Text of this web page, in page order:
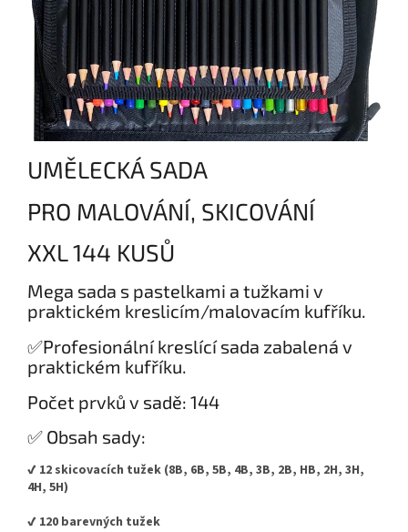
UMĚLECKÁ SADA
PRO MALOVÁNÍ, SKICOVÁNÍ
XXL 144 KUSŮ
Mega sada s pastelkami a tužkami v
praktickém kreslicím/malovacím kufříku.
✅Profesionální kreslící sada zabalená v
praktickém kufříku.
Počet prvků v sadě: 144
✅ Obsah sady:
✔️ 12 skicovacích tužek (8B, 6B, 5B, 4B, 3B, 2B, HB, 2H, 3H,
4H, 5H)
✔️ 120 barevných tužek